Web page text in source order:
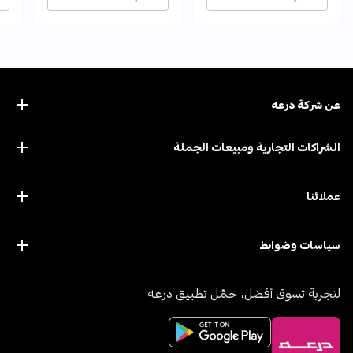
عن ﺷﺮﻛﺔ درﻋﻪ
الشراكات التجارية ومبيعات الجملة
عملائنا
سياسات وضوابط
لتجربة تسوق أفضل، حمّل تطبيق درعه